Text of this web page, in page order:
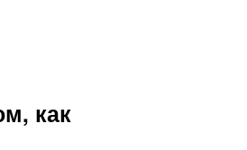
как